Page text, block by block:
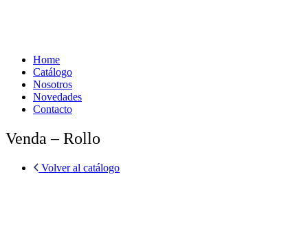
Home
Catálogo
Nosotros
Novedades
Contacto
Venda – Rollo
Volver al catálogo